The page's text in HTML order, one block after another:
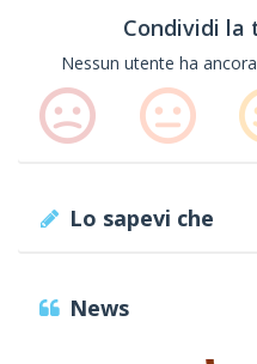
Condividi la
Nessun utente ha
Lo sapevi che
News